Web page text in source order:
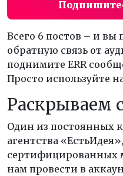
Всего 6 постов – и вы
обратную связь от
поднимите ERR
Просто используйте
Раскрываем
Один из постоянных
агентства
сертифицированных
нам провести в